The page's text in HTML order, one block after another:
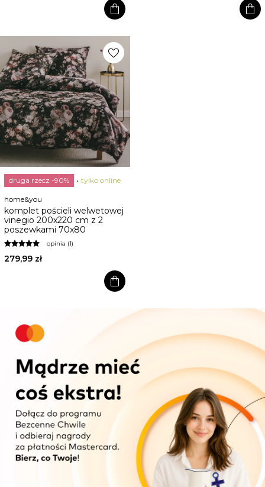
shopping_bag shopping_bag
favorite
druga rzecz -90% tylko online
home&you
komplet pościeli welwetowej
vinegio 200x220 cm z 2
poszewkami 70x80
opinia (1)
279,99 zł
shopping_bag